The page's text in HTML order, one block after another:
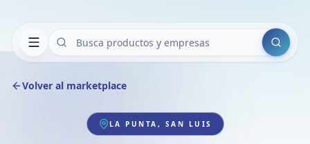
Buscar
Volver al marketplace
LA PUNTA, SAN LUIS